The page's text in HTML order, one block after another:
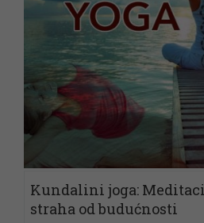
Kundalini joga:
straha od budućnosti